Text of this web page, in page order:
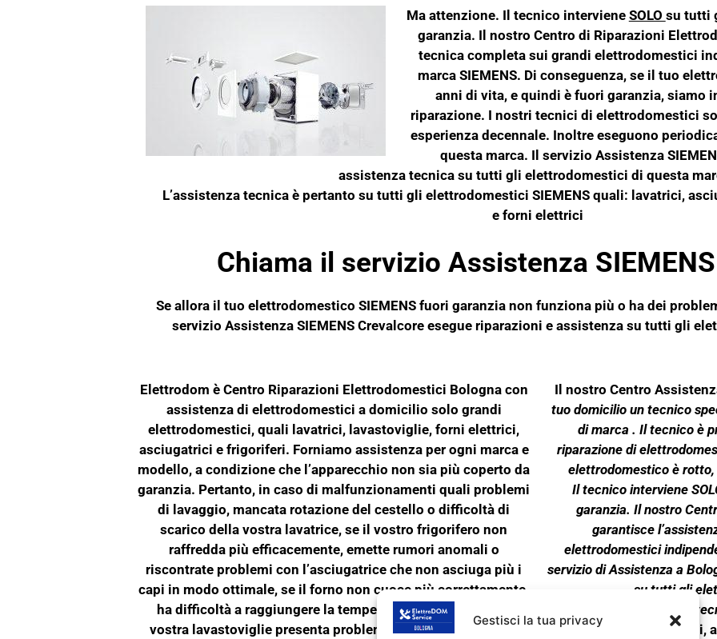
Gestisci la tua privacy
Ma attenzione. Il tecnico interviene SOLO su tutti
garanzia. Il nostro Centro di Riparazioni
tecnica completa sui grandi elettrodomestici
marca SIEMENS. Di conseguenza, se il tuo
anni di vita, e quindi è fuori garanzia, siamo
riparazione. I nostri tecnici di elettrodomestici
esperienza decennale. Inoltre eseguono
questa marca. Il servizio Assistenza
assistenza tecnica su tutti gli elettrodomestici di questa
L’assistenza tecnica è pertanto su tutti gli elettrodomestici SIEMENS quali: lavatrici,
e forni elettrici
Chiama il servizio Assistenza
Se allora il tuo elettrodomestico SIEMENS fuori garanzia non funziona più o ha dei
servizio Assistenza SIEMENS Crevalcore esegue riparazioni e assistenza su tutti gli
Elettrodom è Centro Riparazioni Elettrodomestici Bologna con
assistenza di elettrodomestici a domicilio solo grandi
elettrodomestici, quali lavatrici, lavastoviglie, forni elettrici,
asciugatrici e frigoriferi. Forniamo assistenza per ogni marca e
modello, a condizione che l’apparecchio non sia più coperto da
garanzia. Pertanto, in caso di malfunzionamenti quali problemi
di lavaggio, mancata rotazione del cestello o difficoltà di
scarico della vostra lavatrice, se il vostro frigorifero non
raffredda più efficacemente, emette rumori anomali o
riscontrate problemi con l’asciugatrice che non asciuga più i
capi in modo ottimale, se il forno non cuoce più correttamente,
ha difficoltà a raggiungere la temperatura desiderata, o la
vostra lavastoviglie presenta problemi di scarico o lascia le
Il nostro Centro
tuo domicilio un tecnico
di marca . Il tecnico è
riparazione di
elettrodomestico è
Il tecnico interviene
garanzia. Il nostro
garantisce
elettrodomestici
servizio di Assistenza a
su tutti gli
L’assistenza
elettrodomestici:
lavatrici,